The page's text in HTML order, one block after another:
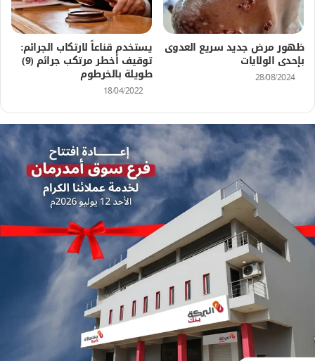
ظهور مرض جديد سريع العدوى
بإحدى الولايات
28/08/2024
يستخدم قناعاً لارتكاب الجرائم:
توقيف أخطر مرتكب جرائم (9)
طويلة بالخرطوم
18/04/2022